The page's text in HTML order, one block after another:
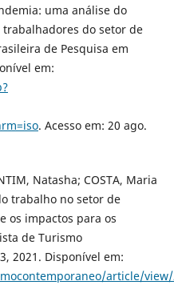
uma análise do
do setor de
de Pesquisa em
em:
. Acesso em: 20 ago.
Natasha; COSTA, Maria
trabalho no setor de
os impactos para os
de Turismo
2021. Disponível em:
article/view/